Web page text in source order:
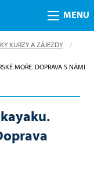
MENU
KURZY A ZÁJEZDY
MOŘE. DOPRAVA S NÁMI